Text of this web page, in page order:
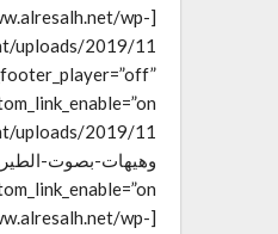
wp-
wp-